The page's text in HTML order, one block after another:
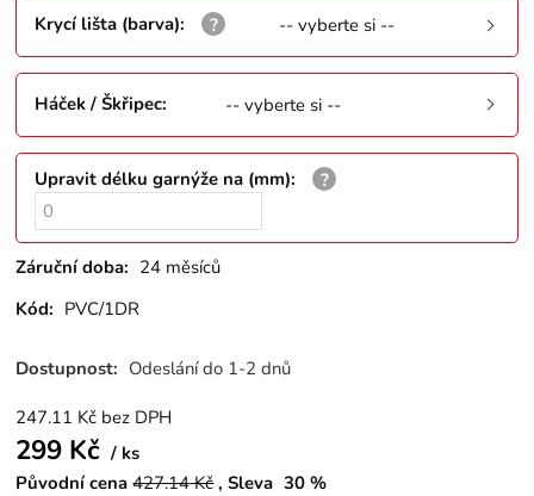
Krycí lišta (barva): -- vyberte si --
Háček / Škřipec: -- vyberte si --
Upravit délku garnýže na (mm):
Záruční doba: 24 měsíců
Kód: PVC/1DR
Dostupnost: Odeslání do 1-2 dnů
247.11 Kč bez DPH
299 Kč
ks
Původní cena 427.14Kč Sleva 30 %